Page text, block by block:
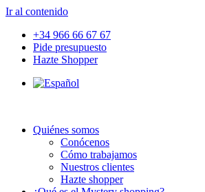
Ir al contenido
+34 966 66 67 67
Pide presupuesto
Hazte Shopper
Quiénes somos
Conócenos
Cómo trabajamos
Nuestros clientes
Hazte shopper